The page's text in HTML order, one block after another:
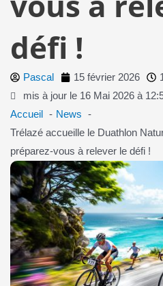
défi !
Pascal 15 février 2026
mis à jour le 16 Mai 2026 à
Accueil
News
Trélazé accueille le Duathlon
préparez-vous à relever le défi !